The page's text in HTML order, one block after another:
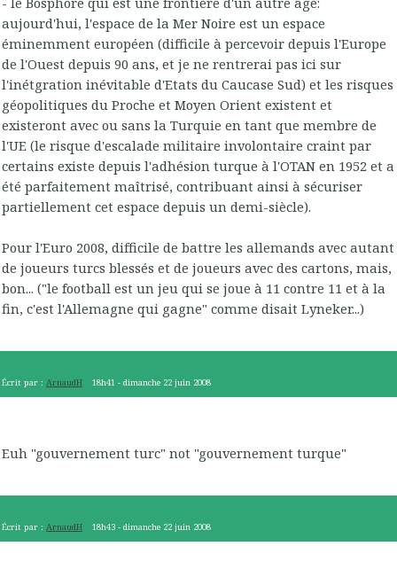
aujourd'hui, l'espace de la Mer Noire est un espace
éminemment européen (difficile à percevoir depuis l'Europe
de l'Ouest depuis 90 ans, et je ne rentrerai pas ici sur
l'inétgration inévitable d'Etats du Caucase Sud) et les risques
géopolitiques du Proche et Moyen Orient existent et
existeront avec ou sans la Turquie en tant que membre de
l'UE (le risque d'escalade militaire involontaire craint par
certains existe depuis l'adhésion turque à l'OTAN en 1952 et a
été parfaitement maîtrisé, contribuant ainsi à sécuriser
partiellement cet espace depuis un demi-siècle).
Pour l'Euro 2008, difficile de battre les allemands avec autant
de joueurs turcs blessés et de joueurs avec des cartons, mais,
bon... ("le football est un jeu qui se joue à 11 contre 11 et à la
fin, c'est l'Allemagne qui gagne" comme disait Lyneker...)
Écrit par : ArnaudH 18h41 -dimanche 22 juin 2008
Euh "gouvernement turc" not "gouvernement turque"
Écrit par : ArnaudH 18h43 -dimanche 22 juin 2008